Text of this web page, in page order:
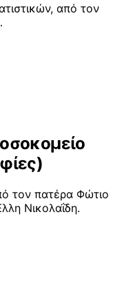
από τον
τον πατέρα Φώτιο
Νικολαΐδη.